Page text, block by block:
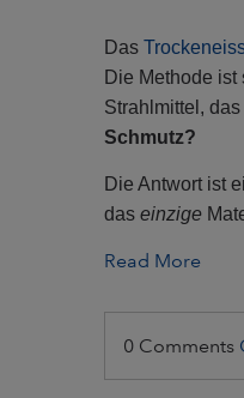
Das
Die Methode
Strahlmittel,
Schmutz?
Die Antwort ist
das einzige
Read More
0 Comments